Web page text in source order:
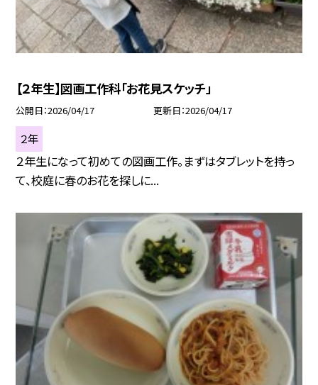
【２年生】図画工作科「お花見スケッチ」
公開日 2026/04/17 更新日 2026/04/17
２年
２年生になって初めての図画工作。まずはタブレットを持っ
て、校庭に春のお花を探しに...